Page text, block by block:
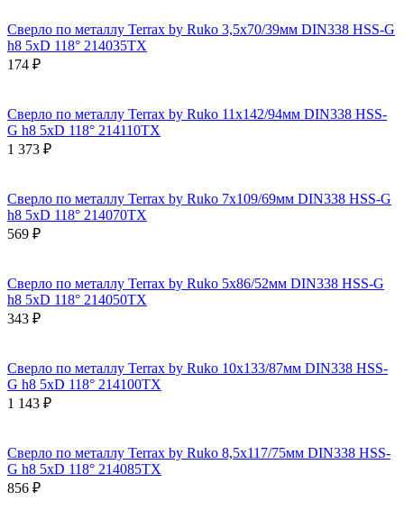
Сверло по металлу Terrax by Ruko 3,5x70/39мм DIN338 HSS-G
h8 5xD 118° 214035TX
174 ₽
Сверло по металлу Terrax by Ruko 11x142/94мм DIN338 HSS-
G h8 5xD 118° 214110TX
1 373 ₽
Сверло по металлу Terrax by Ruko 7x109/69мм DIN338 HSS-G
h8 5xD 118° 214070TX
569 ₽
Сверло по металлу Terrax by Ruko 5x86/52мм DIN338 HSS-G
h8 5xD 118° 214050TX
343 ₽
Сверло по металлу Terrax by Ruko 10x133/87мм DIN338 HSS-
G h8 5xD 118° 214100TX
1 143 ₽
Сверло по металлу Terrax by Ruko 8,5x117/75мм DIN338 HSS-
G h8 5xD 118° 214085TX
856 ₽